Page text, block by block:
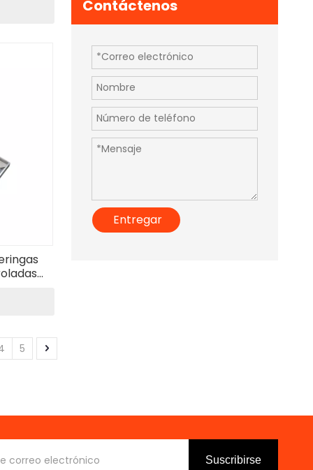
5
Contáctenos
Entregar
Suscribirse